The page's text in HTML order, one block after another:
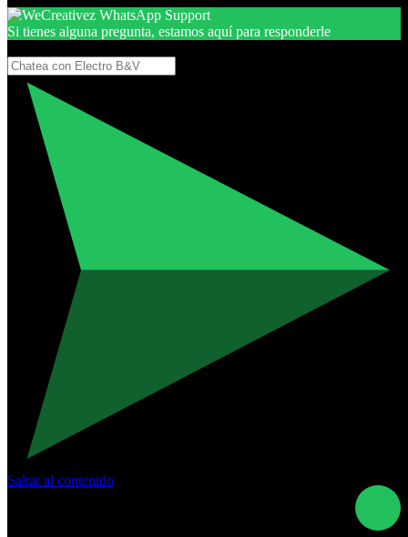
Si tienes alguna pregunta, estamos aquí para responderle
Saltar al contenido